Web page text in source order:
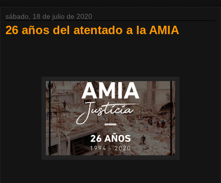
sábado, 18 de julio de 2020
26 años del atentado a la AMIA